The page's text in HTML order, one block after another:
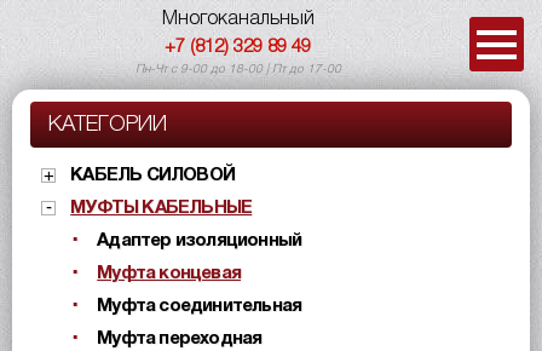
Многоканальный
+7 (812) 329 89 49
Пн-Чт с 9-00 до 18-00 | Пт до 17-00
КАТЕГОРИИ
КАБЕЛЬ СИЛОВОЙ
МУФТЫ КАБЕЛЬНЫЕ
Адаптер изоляционный
Муфта концевая
Муфта соединительная
Муфта переходная